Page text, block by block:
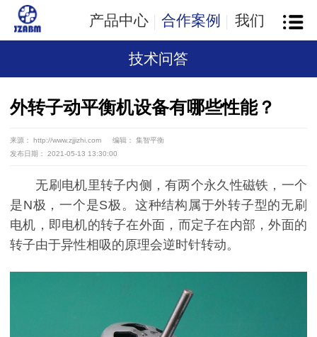
产品中心 合作案例 我们
技术问答
外转子动平衡机设备有哪些性能？
来源： http://www.zjjizhi.com
编辑： 集智平衡
发布日期： 2021-05-13 13:30:00
无刷电机里转子内侧，有两个永久性磁铁，一个
是N极，一个是S极。这种结构属于外转子型的无刷
电机，即电机的转子在外面，而定子在内部，外面的
转子由于异性相吸的原理会逆时针转动。